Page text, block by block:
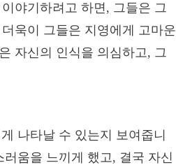
야기하려고 하면, 그들은 그
욱이 그들은 지영에게 고마운
자신의 인식을 의심하고, 그
나타날 수 있는지 보여줍니
움을 느끼게 했고, 결국 자신